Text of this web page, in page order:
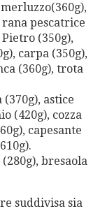
rana pescatrice
(350g),
carpa (350g),
(360g), trota
(370g), astice
(420g), cozza
capesante
bresaola
suddivisa sia